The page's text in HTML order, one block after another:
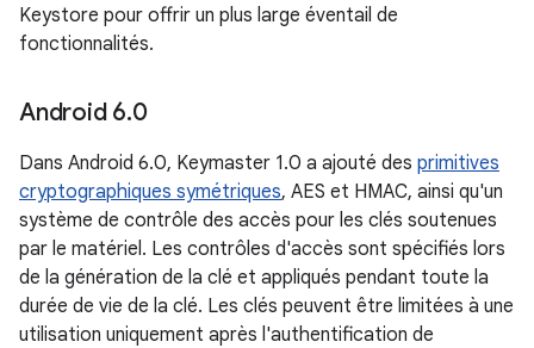
Keystore pour offrir un plus large éventail de
fonctionnalités.
Android 6.0
Dans Android 6.0, Keymaster 1.0 a ajouté des primitives
cryptographiques symétriques, AES et HMAC, ainsi qu'un
système de contrôle des accès pour les clés soutenues
par le matériel. Les contrôles d'accès sont spécifiés lors
de la génération de la clé et appliqués pendant toute la
durée de vie de la clé. Les clés peuvent être limitées à une
utilisation uniquement après l'authentification de